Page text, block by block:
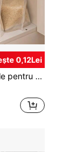
0,12Lei
5 bucăți pungi reutilizabile pentru depozitarea alimentelor cu guri de scurgere - etanșare la scurgere, la umiditate și etanșare pentru cereale, nuci, gustări, organizator de bucătărie esențial